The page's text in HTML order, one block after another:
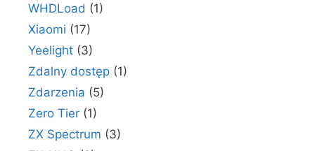
WHDLoad (1)
Xiaomi (17)
Yeelight (3)
Zdalny dostęp (1)
Zdarzenia (5)
Zero Tier (1)
ZX Spectrum (3)